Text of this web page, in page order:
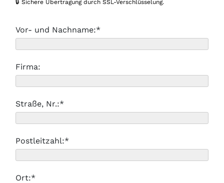
🔒 Sichere Übertragung durch SSL-Verschlüsselung.
Vor- und Nachname:*
Firma:
Straße, Nr.:*
Postleitzahl:*
Ort:*